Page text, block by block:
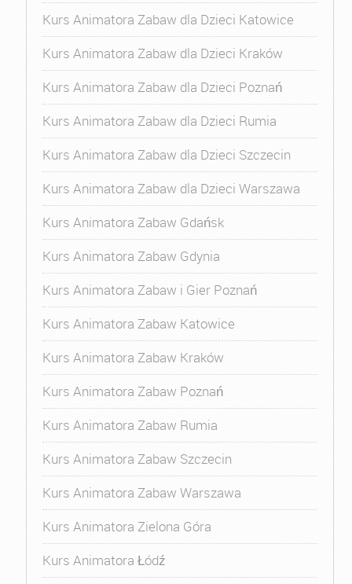
Kurs Animatora Zabaw dla Dzieci Katowice
Kurs Animatora Zabaw dla Dzieci Kraków
Kurs Animatora Zabaw dla Dzieci Poznań
Kurs Animatora Zabaw dla Dzieci Rumia
Kurs Animatora Zabaw dla Dzieci Szczecin
Kurs Animatora Zabaw dla Dzieci Warszawa
Kurs Animatora Zabaw Gdańsk
Kurs Animatora Zabaw Gdynia
Kurs Animatora Zabaw i Gier Poznań
Kurs Animatora Zabaw Katowice
Kurs Animatora Zabaw Kraków
Kurs Animatora Zabaw Poznań
Kurs Animatora Zabaw Rumia
Kurs Animatora Zabaw Szczecin
Kurs Animatora Zabaw Warszawa
Kurs Animatora Zielona Góra
Kurs Animatora Łódź